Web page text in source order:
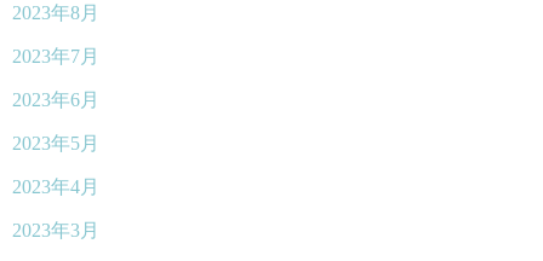
2023年8月
2023年7月
2023年6月
2023年5月
2023年4月
2023年3月